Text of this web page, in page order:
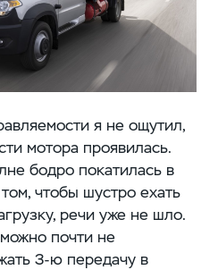
я не ощутил,
мотора проявилась.
бодро покатилась в
чтобы шустро ехать
речи уже не шло.
почти не
3-ю передачу в